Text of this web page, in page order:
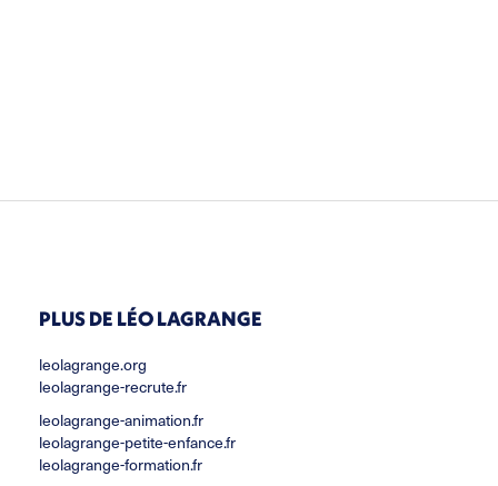
PLUS DE LÉO LAGRANGE
leolagrange.org
leolagrange-recrute.fr
leolagrange-animation.fr
leolagrange-petite-enfance.fr
leolagrange-formation.fr